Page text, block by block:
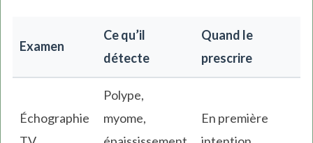
Examen
Ce qu’il
détecte
Quand le
prescrire
Échographie
Polype,
myome,
En première